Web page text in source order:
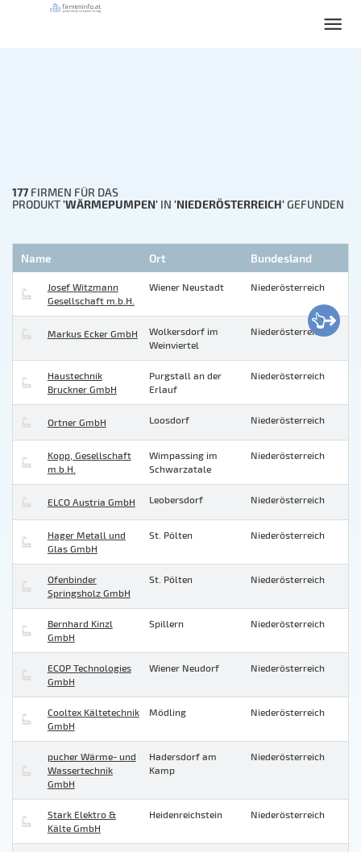
177 FIRMEN FÜR DAS
PRODUKT'WÄRMEPUMPEN' IN 'NIEDERÖSTERREICH'GEFUNDEN
Name Ort Bundesland
Josef Witzmann
Gesellschaft m.b.H.
Wiener Neustadt Niederösterreich
Markus Ecker GmbH
Wolkersdorf im
Weinviertel
Niederösterreich
Haustechnik
Bruckner GmbH
Purgstall an der
Erlauf
Niederösterreich
Ortner GmbH Loosdorf Niederösterreich
Kopp, Gesellschaft
m.b.H.
Wimpassing im
Schwarzatale
Niederösterreich
ELCO Austria GmbH Leobersdorf Niederösterreich
Hager Metall und
Glas GmbH
St. Pölten Niederösterreich
Ofenbinder
Springsholz GmbH
St. Pölten Niederösterreich
Bernhard Kinzl
GmbH
Spillern Niederösterreich
ECOP Technologies
GmbH
Wiener Neudorf Niederösterreich
Cooltex Kältetechnik
GmbH
Mödling Niederösterreich
pucher Wärme- und
Wassertechnik
GmbH
Hadersdorf am
Kamp
Niederösterreich
Stark Elektro &
Kälte GmbH
Heidenreichstein Niederösterreich